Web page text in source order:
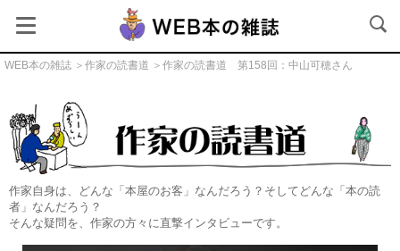
WEB本の雑誌 ＞ 作家の読書道 ＞作家の読書道 第158回：中山可穂さん
作家の読書道
作家自身は、どんな「本屋のお客」なんだろう？そしてどんな「本の読
者」なんだろう？
そんな疑問を、作家の方々に直撃インタビューです。